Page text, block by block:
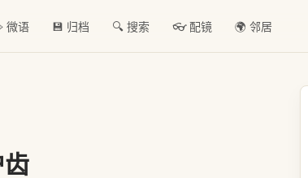
微语 💾 归档 🔍 搜索 👓 配镜 🌍 邻居